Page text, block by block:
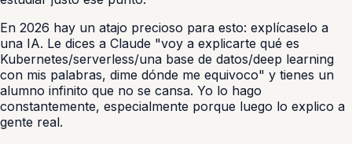
En 2026 hay un atajo precioso para esto: explícaselo a
una IA. Le dices a Claude "voy a explicarte qué es
Kubernetes/serverless/una base de datos/deep learning
con mis palabras, dime dónde me equivoco" y tienes un
alumno infinito que no se cansa. Yo lo hago
constantemente, especialmente porque luego lo explico a
gente real.